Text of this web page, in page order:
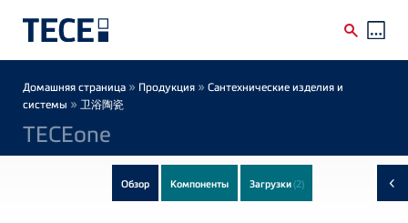
Breadcrumb
Домашняя страница » Продукция » Сантехнические изделия и
системы » 卫浴陶瓷
TECEone
Обзор Компоненты Загрузки(2) ‹